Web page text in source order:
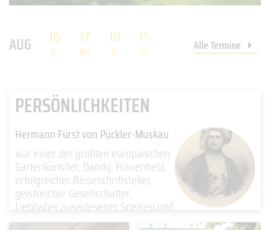
Alle Termine
15
Sa
16
So
17
Mo
18
Di
19
Mi
21
Fr
22
Sa
AUG
PERSÖNLICHKEITEN
Hermann Fürst von Pückler-Muskau
war einer der größten europäischen
Gartenkünstler, Dandy, Frauenheld,
erfolgreicher Reiseschriftsteller,
geistreicher Gesellschafter,
Liebhaber auserlesener Speisen und
Namensgeber für ein Speiseeis.